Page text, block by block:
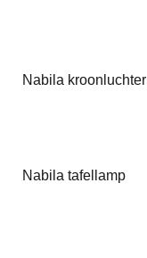
Nabila kroonluchter
Nabila tafellamp